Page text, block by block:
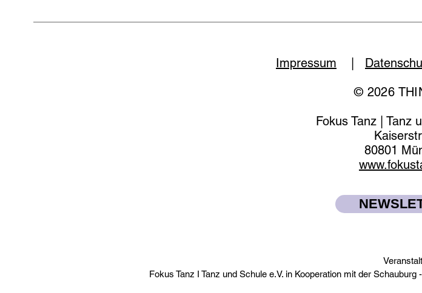
Impressum
© 2026
Fokus Tanz | Tanz
80801
Fokus Tanz I Tanz und Schule e.V. in Kooperation mit der